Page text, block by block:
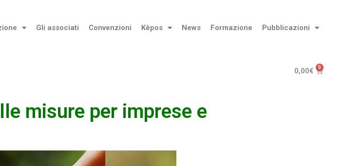
Gli associati Convenzioni Kèpos News Formazione Pubblicazioni
0,00€
misure per imprese e